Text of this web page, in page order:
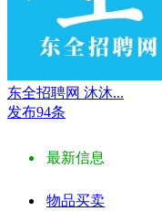
东全招聘网 沐沐...
发布94条
最新信息
物品买卖